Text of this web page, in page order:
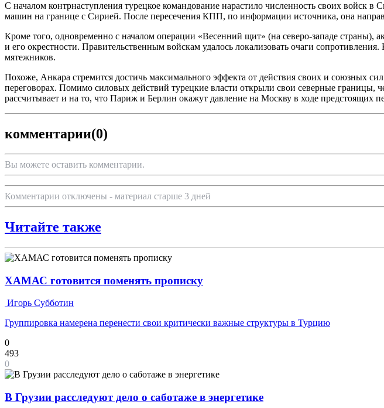
С началом контрнаступления турецкое командование нарастило численность своих войск
машин на границе с Сирией. После пересечения КПП, по информации источника, она
Кроме того, одновременно с началом операции «Весенний щит» (на северо-западе
и его окрестности. Правительственным войскам удалось локализовать очаги
мятежников.
Похоже, Анкара стремится достичь максимального эффекта от действия своих и союзных
переговорах. Помимо силовых действий турецкие власти открыли свои северные
рассчитывает и на то, что Париж и Берлин окажут давление на Москву в ходе предстоящих
комментарии(0)
Вы можете оставить комментарии.
Комментарии отключены - материал старше 3 дней
Читайте также
ХАМАС готовится поменять прописку
Игорь Субботин
Группировка намерена перенести свои критически важные структуры в Турцию
0
493
0
В Грузии расследуют дело о саботаже в энергетике